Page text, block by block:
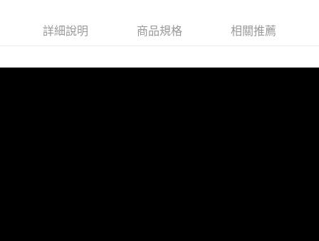
每筆NT$60詳細說明 商品規格 相關推薦